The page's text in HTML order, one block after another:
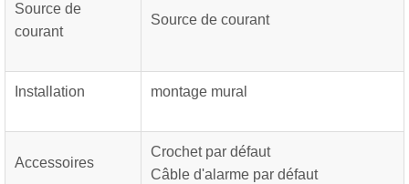
Source de
courant
Source de courant
Installation montage mural
Accessoires
Crochet par défaut
Câble d'alarme par défaut